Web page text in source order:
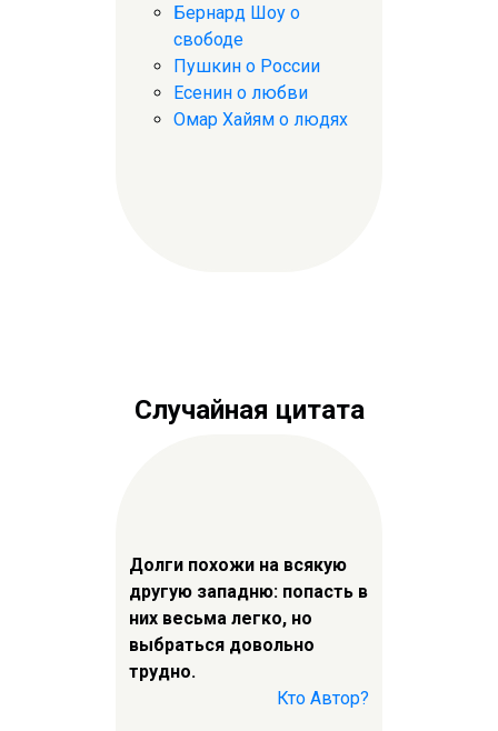
Бернард Шоу о
свободе
Пушкин о России
Есенин о любви
Омар Хайям о людях
Случайная цитата
Долги похожи на всякую
другую западню: попасть в
них весьма легко, но
выбраться довольно
трудно.
Кто Автор?